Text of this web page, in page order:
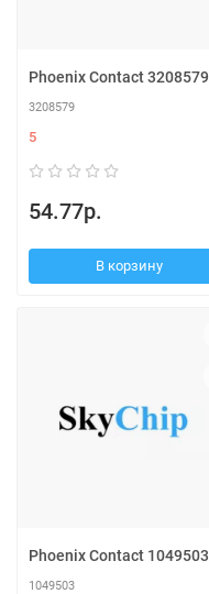
Phoenix Contact 3208579
3208579
5
54.77р.
В корзину
Phoenix Contact 1049503
1049503